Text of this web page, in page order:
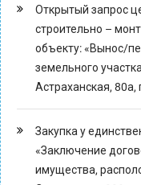
Открытый запрос
строительно –
объекту: «Вынос/
земельного
Астраханская, 80а,
Закупка у
«Заключение
имущества,